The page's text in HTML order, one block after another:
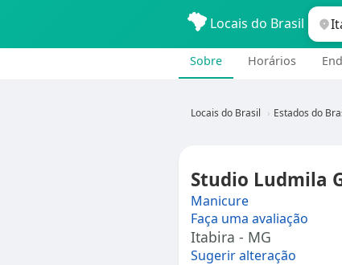
Locais do Brasil
Sobre Horários
Locais do Brasil Estados do
Studio Ludmila
Manicure
Faça uma avaliação
Itabira - MG
Sugerir alteração